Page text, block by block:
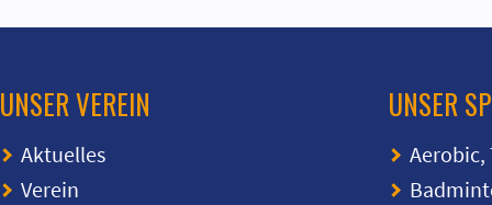
UNSER VEREIN
Aktuelles
Verein
UNSER
Aerobic,